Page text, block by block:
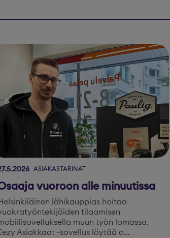
ASIAKASTARINAT
vuoroon alle minuutissa
lähikauppias hoitaa
tilaamisen
muun työn lomassa.
Asiakkaat -sovellus löytää o…